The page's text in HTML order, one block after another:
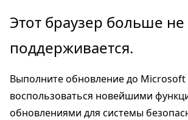
Пропустить
перейти
основному
содержимому
Переход
навигации
странице
Этот браузер больше не
поддерживается.
Выполните обновление до Microsoft
воспользоваться новейшими
обновлениями для системы